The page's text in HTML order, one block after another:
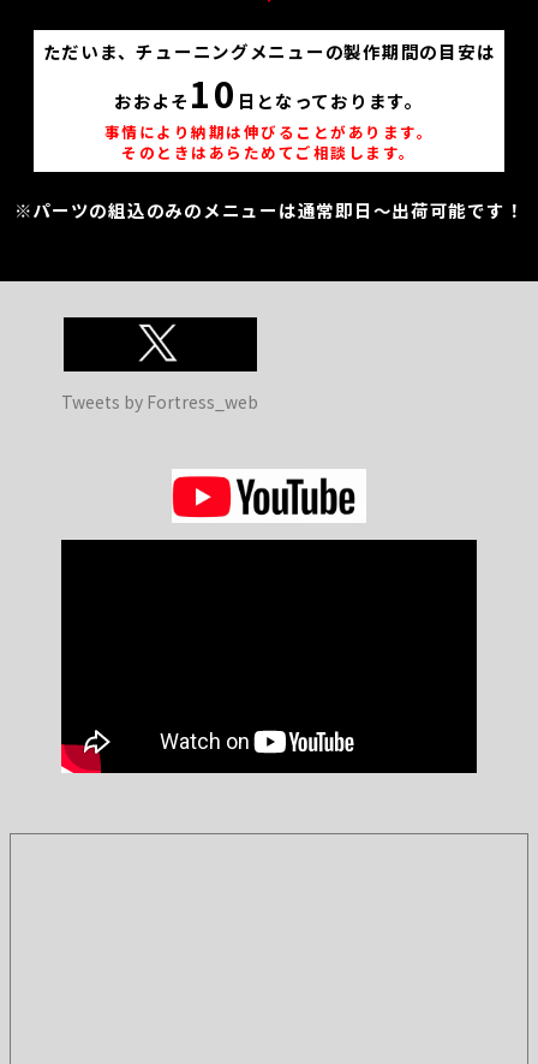
ただいま、チューニングメニューの製作期間の目安は
おおよそ 10 日となっております。
事情により納期は伸びることがあります。
そのときはあらためてご相談します。
※パーツの組込のみのメニューは通常即日～出荷可能です！
Tweets by Fortress_web